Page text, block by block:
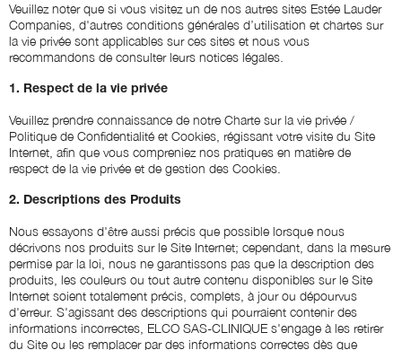
Veuillez noter que si vous visitez un de nos autres sites Estée Lauder
Companies, d'autres conditions générales d’utilisation et chartes sur
la vie privée sont applicables sur ces sites et nous vous
recommandons de consulter leurs notices légales.
1. Respect de la vie privée
Veuillez prendre connaissance de notre Charte sur la vie privée /
Politique de Confidentialité et Cookies, régissant votre visite du Site
Internet, afin que vous compreniez nos pratiques en matière de
respect de la vie privée et de gestion des Cookies.
2. Descriptions des Produits
Nous essayons d'être aussi précis que possible lorsque nous
décrivons nos produits sur le Site Internet; cependant, dans la mesure
permise par la loi, nous ne garantissons pas que la description des
produits, les couleurs ou tout autre contenu disponibles sur le Site
Internet soient totalement précis, complets, à jour ou dépourvus
d'erreur. S'agissant des descriptions qui pourraient contenir des
informations incorrectes, ELCO SAS-CLINIQUE s'engage à les retirer
du Site ou les remplacer par des informations correctes dès que